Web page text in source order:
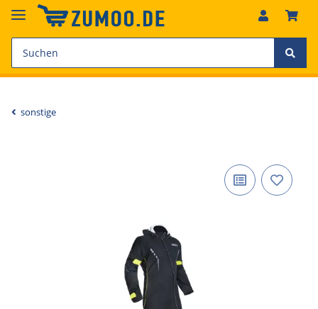
sonstige